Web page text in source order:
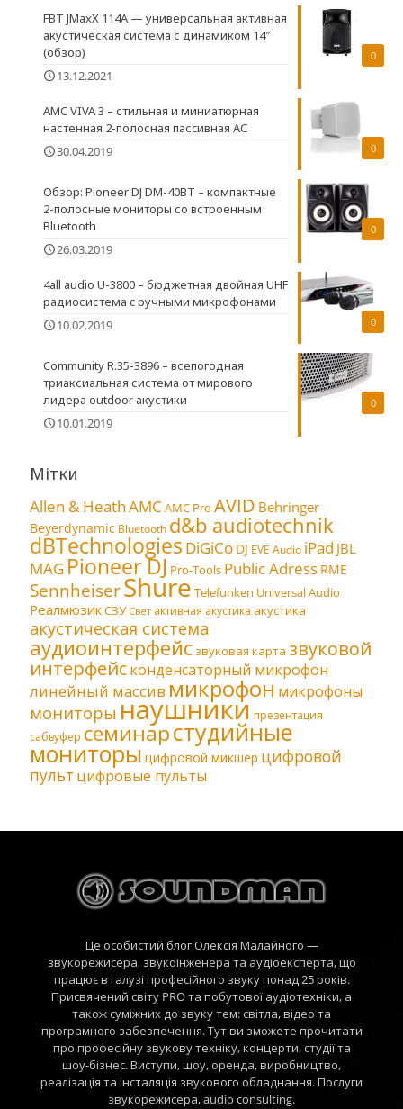
0
FBT JMaxX 114A — универсальная активная
акустическая система с динамиком 14″
(обзор)
13.12.2021
0
AMC VIVA 3 – стильная и миниатюрная
настенная 2-полосная пасcивная АС
30.04.2019
0
Обзор: Pioneer DJ DM-40BT – компактные
2-полосные мониторы со встроенным
Bluetooth
26.03.2019
0
4all audio U-3800 – бюджетная двойная UHF
радиосистема c ручными микрофонами
10.02.2019
0
Community R.35-3896 – всепогодная
триаксиальная система от мирового
лидера outdoor акустики
10.01.2019
Мітки
Allen & HeathAMC AMC Pro AVID Behringer
Beyerdynamic Bluetooth d&b audiotechnik
dBTechnologies DiGiCo DJ EVE Audio iPad JBL
MAG Pioneer DJ Pro-Tools Public Adress RME
SennheiserShure Telefunken Universal Audio
РеалмюзикСЗУ Свет активная акустика акустика
акустическая система
аудиоинтерфейс звуковая карта звуковой
интерфейсконденсаторный микрофон
линейный массив микрофон микрофоны
мониторы наушники презентация
сабвуфер семинарстудийные
мониторы цифровой микшер цифровой
пульт цифровые пульты
Це особистий блог Олексія Малайного —
звукорежисера, звукоінженера та аудіоексперта, що
працює в галузі професійного звуку понад 25 років.
Присвячений світу PRO та побутової аудіотехніки, а
також суміжних до звуку тем: світла, відео та
програмного забезпечення. Тут ви зможете прочитати
про професійну звукову техніку, концерти, студії та
шоу-бізнес. Виступи, шоу, оренда, виробництво,
реалізація та інсталяція звукового обладнання. Послуги
звукорежисера, audio consulting.